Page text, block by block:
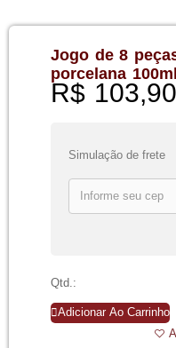
Jogo de 8
porcelana
R$103,90
Simulação de frete
Qtd.:
Adicionar Ao Carrinho